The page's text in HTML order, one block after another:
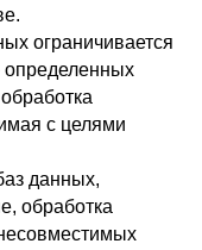
ограничивается
определенных
с целями
данных,
обработка